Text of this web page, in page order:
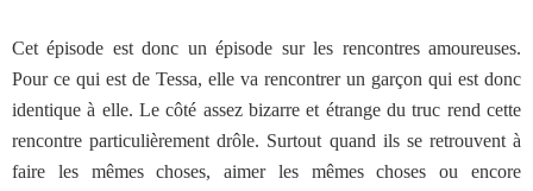
Cet épisode est donc un épisode sur les rencontres amoureuses.
Pour ce qui est de Tessa, elle va rencontrer un garçon qui est donc
identique à elle. Le côté assez bizarre et étrange du truc rend cette
rencontre particulièrement drôle. Surtout quand ils se retrouvent à
faire les mêmes choses, aimer les mêmes choses ou encore